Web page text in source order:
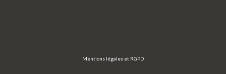
Mentions légales et RGPD